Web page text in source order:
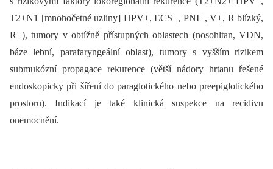
T2+N1 [mnohočetné uzliny] HPV+, ECS+, PNI+, V+, R blízký,
R+), tumory v obtížně přístupných oblastech (nosohltan, VDN,
báze lební, parafaryngeální oblast), tumory s vyšším rizikem
submukózní propagace rekurence (větší nádory hrtanu řešené
endoskopicky při šíření do paraglotického nebo preepiglotického
prostoru). Indikací je také klinická suspekce na recidivu
onemocnění.